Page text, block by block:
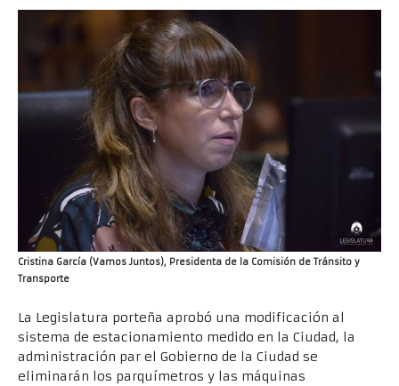
Cristina García (Vamos Juntos), Presidenta de la Comisión de Tránsito y
Transporte
La Legislatura porteña aprobó una modificación al
sistema de estacionamiento medido en la Ciudad, la
administración par el Gobierno de la Ciudad se
eliminarán los parquímetros y las máquinas